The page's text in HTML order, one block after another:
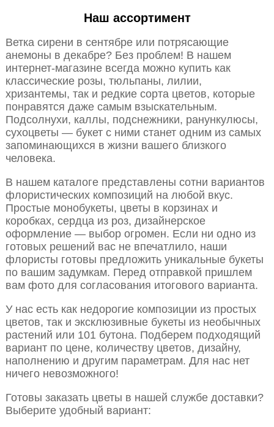
Наш ассортимент
Ветка сирени в сентябре или потрясающие
анемоны в декабре? Без проблем! В нашем
интернет-магазине всегда можно купить как
классические розы, тюльпаны, лилии,
хризантемы, так и редкие сорта цветов, которые
понравятся даже самым взыскательным.
Подсолнухи, каллы, подснежники, ранункулюсы,
сухоцветы — букет с ними станет одним из самых
запоминающихся в жизни вашего близкого
человека.
В нашем каталоге представлены сотни вариантов
флористических композиций на любой вкус.
Простые монобукеты, цветы в корзинах и
коробках, сердца из роз, дизайнерское
оформление — выбор огромен. Если ни одно из
готовых решений вас не впечатлило, наши
флористы готовы предложить уникальные букеты
по вашим задумкам. Перед отправкой пришлем
вам фото для согласования итогового варианта.
У нас есть как недорогие композиции из простых
цветов, так и эксклюзивные букеты из необычных
растений или 101 бутона. Подберем подходящий
вариант по цене, количеству цветов, дизайну,
наполнению и другим параметрам. Для нас нет
ничего невозможного!
Готовы заказать цветы в нашей службе доставки?
Выберите удобный вариант: